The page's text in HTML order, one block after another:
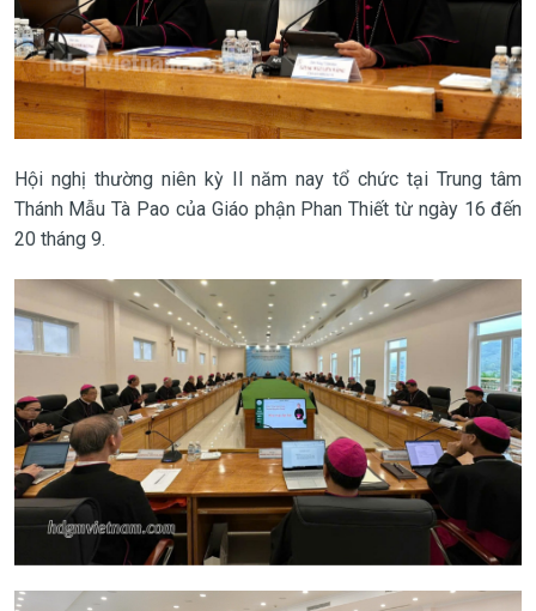
Hội nghị thường niên kỳ II năm nay tổ chức tại Trung tâm
Thánh Mẫu Tà Pao của Giáo phận Phan Thiết từ ngày 16 đến
20 tháng 9.